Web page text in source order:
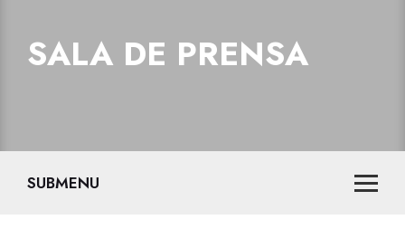
SALA DE PRENSA
SUBMENU